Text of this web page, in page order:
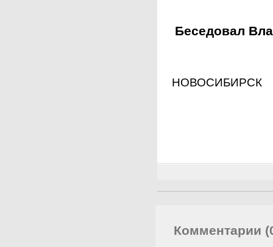
Беседовал
НОВОСИБИРСК
Комментарии